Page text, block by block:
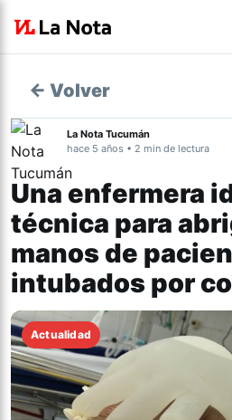
← Volver
La Nota Tucumán
hace 5 años • 2 min de lectura
Una enfermera
técnica para
manos de
intubados por
Actualidad